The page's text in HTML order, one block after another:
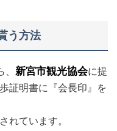
う方法
新宮市観光協会に提
証明書に『会長印』を
れています。